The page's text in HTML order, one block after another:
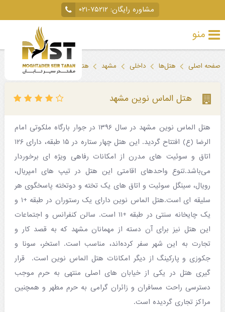
مشاوره رایگان: ۰۲۱-۷۵۲۱۲
منو
تور
لحظه
آخری
جاذبه‌های
گردشگری
صفحه اصلی هتل‌ها داخلی مشهد هتل الماس نوین مشهد
هتل الماس نوین مشهد
هتل الماس نوین مشهد در سال ۱۳۹۶ در جوار بارگاه ملکوتی امام
الرضا (ع) افتتاح گردید. این هتل چهار ستاره در ۱۵ طبقه، دارای ۱۲۶
اتاق و سوئیت های مدرن از امکانات رفاهی ویژه ای برخوردار
می‌باشد.تنوع واحدهای اقامتی این هتل در تیپ های امپریال،
رویال، سینگل سوئیت و اتاق های یک تخته و دوتخته پاسخگوی هر
سلیقه ای است.هتل الماس نوین دارای یک رستوران در طبقه +۱ و
یک چایخانه سنتی در طبقه +۱۱ است. سالن کنفرانس و اجتماعات
این هتل نیز برای آن دسته از مهمانان مشهد که به قصد کار و
تجارت به این شهر سفر کرده‌اند، مناسب است. استخر، سونا و
جکوزی و پارکینگ از دیگر امکانات هتل الماس نوین است. قرار
گیری هتل در یکی از خیابان های اصلی منتهی به حرم موجب
دسترسی راحت مسافران و زائران گرامی به حرم مطهر و همچنین
مراکز تجاری گردیده است.